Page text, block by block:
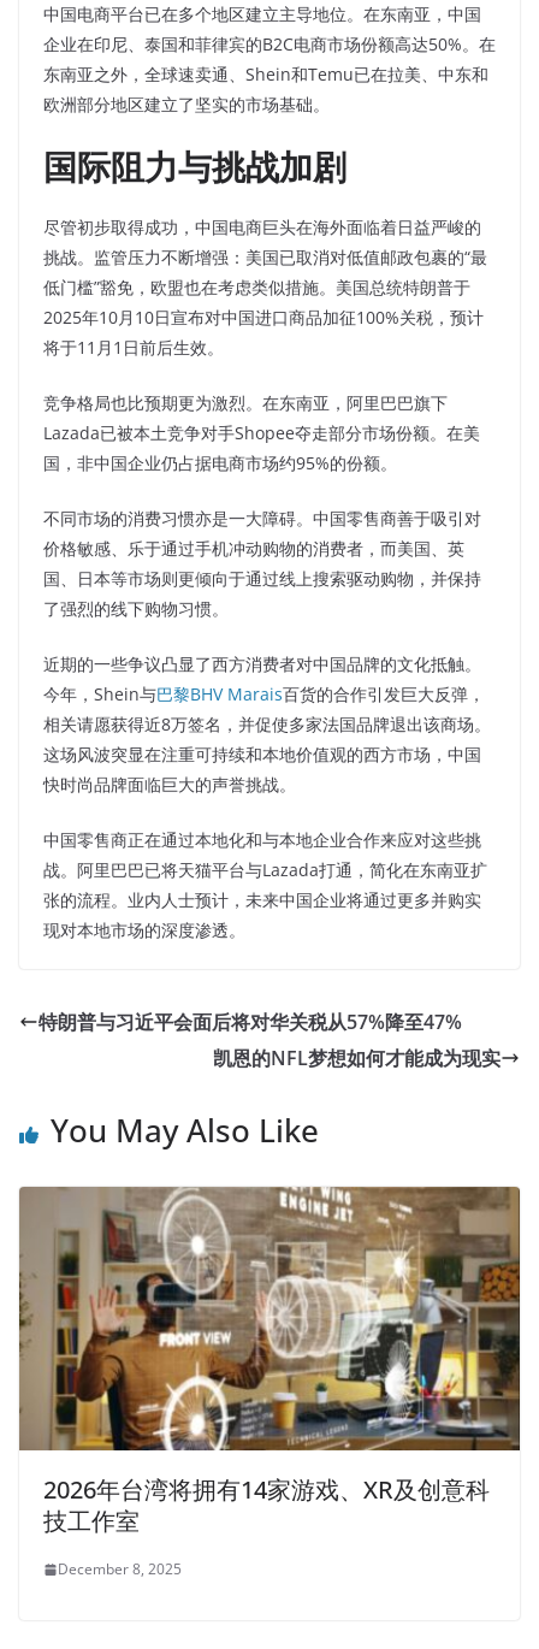
中国电商平台已在多个地区建立主导地位。在东南亚，中国
企业在印尼、泰国和菲律宾的B2C电商市场份额高达50%。在
东南亚之外，全球速卖通、Shein和Temu已在拉美、中东和
欧洲部分地区建立了坚实的市场基础。
国际阻力与挑战加剧
尽管初步取得成功，中国电商巨头在海外面临着日益严峻的
挑战。监管压力不断增强：美国已取消对低值邮政包裹的“最
低门槛”豁免，欧盟也在考虑类似措施。美国总统特朗普于
2025年10月10日宣布对中国进口商品加征100%关税，预计
将于11月1日前后生效。
竞争格局也比预期更为激烈。在东南亚，阿里巴巴旗下
Lazada已被本土竞争对手Shopee夺走部分市场份额。在美
国，非中国企业仍占据电商市场约95%的份额。
不同市场的消费习惯亦是一大障碍。中国零售商善于吸引对
价格敏感、乐于通过手机冲动购物的消费者，而美国、英
国、日本等市场则更倾向于通过线上搜索驱动购物，并保持
了强烈的线下购物习惯。
近期的一些争议凸显了西方消费者对中国品牌的文化抵触。
今年，Shein与巴黎BHV Marais百货的合作引发巨大反弹，
相关请愿获得近8万签名，并促使多家法国品牌退出该商场。
这场风波突显在注重可持续和本地价值观的西方市场，中国
快时尚品牌面临巨大的声誉挑战。
中国零售商正在通过本地化和与本地企业合作来应对这些挑
战。阿里巴巴已将天猫平台与Lazada打通，简化在东南亚扩
张的流程。业内人士预计，未来中国企业将通过更多并购实
现对本地市场的深度渗透。
特朗普与习近平会面后将对华关税从57%降至47%
凯恩的NFL梦想如何才能成为现实
You May Also Like
2026年台湾将拥有14家游戏、XR及创意科
技工作室
December 8, 2025